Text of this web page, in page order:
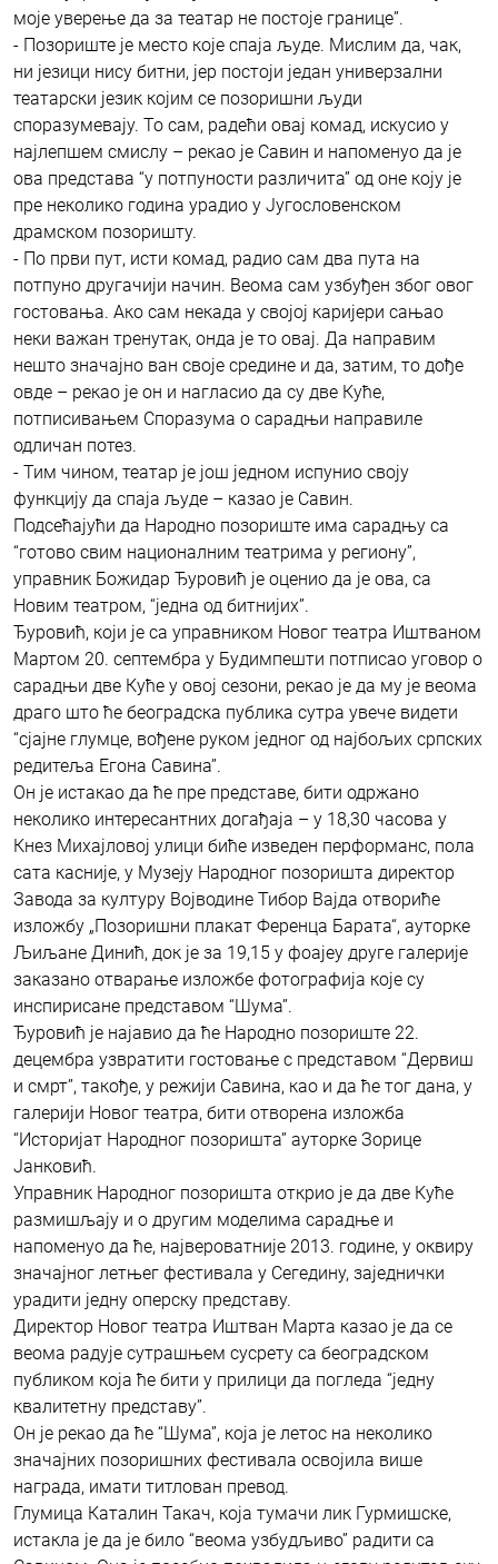
моје уверење да за театар не постоје границе”.
- Позориште је место које спаја људе. Мислим да, чак,
ни језици нису битни, јер постоји један универзални
театарски језик којим се позоришни људи
споразумевају. То сам, радећи овај комад, искусио у
најлепшем смислу – рекао је Савин и напоменуо да је
ова представа “у потпуности различита” од оне коју је
пре неколико година урадио у Југословенском
драмском позоришту.
- По први пут, исти комад, радио сам два пута на
потпуно другачији начин. Веома сам узбуђен због овог
гостовања. Ако сам некада у својој каријери сањао
неки важан тренутак, онда је то овај. Да направим
нешто значајно ван своје средине и да, затим, то дође
овде – рекао је он и нагласио да су две Куће,
потписивањем Споразума о сарадњи направиле
одличан потез.
- Тим чином, театар је још једном испунио своју
функцију да спаја људе – казао је Савин.
Подсећајући да Народно позориште има сарадњу са
“готово свим националним театрима у региону”,
управник Божидар Ђуровић је оценио да је ова, са
Новим театром, “једна од битнијих”.
Ђуровић, који је са управником Новог театра Иштваном
Мартом 20. септембра у Будимпешти потписао уговор о
сарадњи две Куће у овој сезони, рекао је да му је веома
драго што ће београдска публика сутра увече видети
“сјајне глумце, вођене руком једног од најбољих српских
редитеља Егона Савина”.
Он је истакао да ће пре представе, бити одржано
неколико интересантних догађаја – у 18,30 часова у
Кнез Михајловој улици биће изведен перформанс, пола
сата касније, у Музеју Народног позоришта директор
Завода за културу Војводине Тибор Вајда отвориће
изложбу „Позоришни плакат Ференца Барата“, ауторке
Љиљане Динић, док је за 19,15 у фоајеу друге галерије
заказано отварање изложбе фотографија које су
инспирисане представом “Шума”.
Ђуровић је најавио да ће Народно позориште 22.
децембра узвратити гостовање с представом “Дервиш
и смрт”, такође, у режији Савина, као и да ће тог дана, у
галерији Новог театра, бити отворена изложба
“Историјат Народног позоришта” ауторке Зорице
Јанковић.
Управник Народног позоришта открио је да две Куће
размишљају и о другим моделима сарадње и
напоменуо да ће, највероватније 2013. године, у оквиру
значајног летњег фестивала у Сегедину, заједнички
урадити једну оперску представу.
Директор Новог театра Иштван Марта казао је да се
веома радује сутрашњем сусрету са београдском
публиком која ће бити у прилици да погледа “једну
квалитетну представу”.
Он је рекао да ће “Шума”, која је летос на неколико
значајних позоришних фестивала освојила више
награда, имати титлован превод.
Глумица Каталин Такач, која тумачи лик Гурмишске,
истакла је да је било “веома узбудљиво” радити са